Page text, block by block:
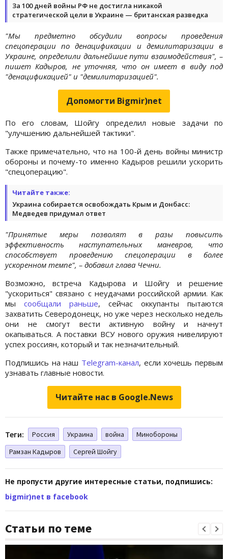
За 100 дней войны РФ не достигла никакой
стратегической цели в Украине — британская разведка
"Мы предметно обсудили вопросы проведения
спецоперации по денацификации и демилитаризации в
Украине, определили дальнейшие пути взаимодействия", –
пишет Кадыров, не уточняя, что он имеет в виду под
"денацификацией" и "демилитаризацией".
Допомогти Bigmir)net
По его словам, Шойгу определил новые задачи по
"улучшению дальнейшей тактики".
Также примечательно, что на 100-й день войны министр
обороны и почему-то именно Кадыров решили ускорить
"спецоперацию".
Читайте также:
Украина собирается освобождать Крым и Донбасс:
Медведев придумал ответ
"Принятые меры позволят в разы повысить
эффективность наступательных маневров, что
способствует проведению спецоперации в более
ускоренном темпе", – добавил глава Чечни.
Возможно, встреча Кадырова и Шойгу и решение
"ускориться" связано с неудачами российской армии. Как
мы сообщали раньше, сейчас оккупанты пытаются
захватить Северодонецк, но уже через несколько недель
они не смогут вести активную войну и начнут
окапываться. А поставки ВСУ нового оружия нивелируют
успех россиян, который и так незначительный.
Подпишись на наш Telegram-канал, если хочешь первым
узнавать главные новости.
Читайте нас в Google.News
Теги: Россия Украина война
Минобороны
Рамзан Кадыров
Сергей Шойгу
Не пропусти другие интересные статьи, подпишись:
bigmir)net в facebook
Статьи по теме